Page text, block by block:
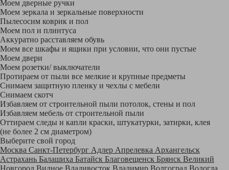
Моем дверные ручки
Моем зеркала и зеркальные поверхности
Пылесосим коврик и пол
Моем пол и плинтуса
Аккуратно расставляем обувь
Моем все шкафы и ящики при условии, что они пустые
Моем двери
Моем розетки/ выключатели
Протираем от пыли все мелкие и крупные предметы
Снимаем защитную пленку и чехлы с мебели
Снимаем скотч
Избавляем от строительной пыли потолок, стены и пол
Избавляем мебель от строительной пыли
Оттираем следы и капли краски, штукатурки, затирки, клея
(не более 2 см диаметром)
Выберите свой город
Москва Санкт-Петербург Адлер Апрелевка Архангельск
Астрахань Балашиха Батайск Благовещенск Брянск Великий
Новгород Видное Владивосток Владимир Волгоград Вологда